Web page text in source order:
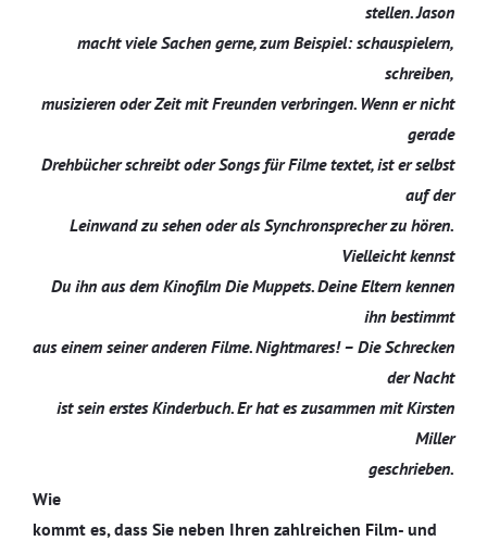
stellen. Jason
macht viele Sachen gerne, zum Beispiel: schauspielern,
schreiben,
musizieren oder Zeit mit Freunden verbringen. Wenn er nicht
gerade
Drehbücher schreibt oder Songs für Filme textet, ist er selbst
auf der
Leinwand zu sehen oder als Synchronsprecher zu hören.
Vielleicht kennst
Du ihn aus dem Kinofilm Die Muppets. Deine Eltern kennen
ihn bestimmt
aus einem seiner anderen Filme. Nightmares! – Die Schrecken
der Nacht
ist sein erstes Kinderbuch. Er hat es zusammen mit Kirsten
Miller
geschrieben.
Wie
kommt es, dass Sie neben Ihren zahlreichen Film- und